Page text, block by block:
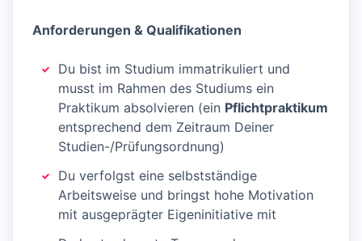
Anforderungen & Qualifikationen
Du bist im Studium immatrikuliert und
musst im Rahmen des Studiums ein
Praktikum absolvieren (ein Pflichtpraktikum
entsprechend dem Zeitraum Deiner
Studien-/Prüfungsordnung)
Du verfolgst eine selbstständige
Arbeitsweise und bringst hohe Motivation
mit ausgeprägter Eigeninitiative mit